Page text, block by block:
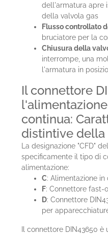
dell'armatura apre
della valvola gas
Flusso controllato
bruciatore per la
Chiusura della
interrompe, una
l'armatura in
Il connettore
continua:
distintive della
La designazione "CFD"
specificamente il tipo di
alimentazione:
C: Alimentazione
F: Connettore fast-
D: Connettore
per
Il connettore DIN43650